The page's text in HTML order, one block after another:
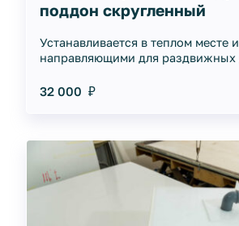
поддон скругленный
Устанавливается в теплом месте
направляющими для раздвижных
32 000 ₽